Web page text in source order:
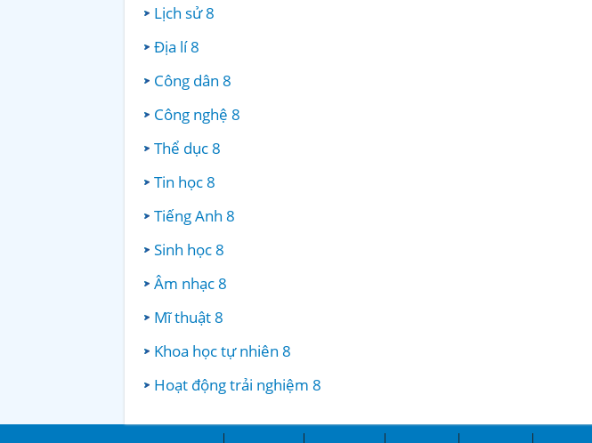
Lịch sử 8
Địa lí 8
Công dân 8
Công nghệ 8
Thể dục 8
Tin học 8
Tiếng Anh 8
Sinh học 8
Âm nhạc 8
Mĩ thuật 8
Khoa học tự nhiên 8
Hoạt động trải nghiệm 8